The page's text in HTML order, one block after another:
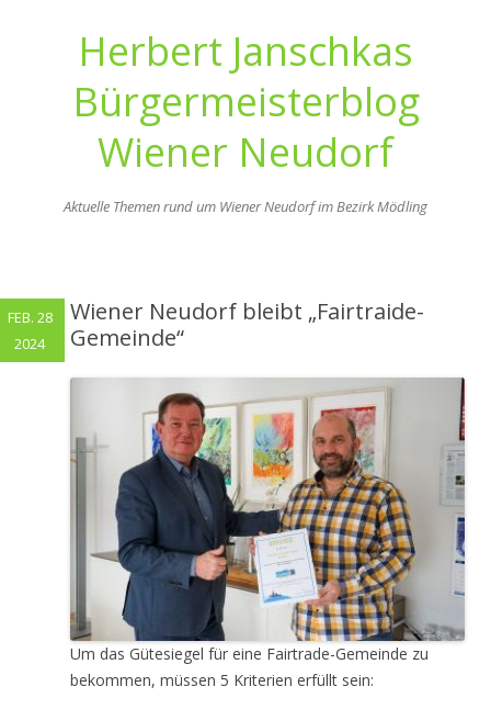
Herbert Janschkas
Bürgermeisterblog
Wiener Neudorf
Aktuelle Themen rund um Wiener Neudorf im Bezirk Mödling
Wiener Neudorf bleibt „Fairtraide-
Gemeinde“
Um das Gütesiegel für eine Fairtrade-Gemeinde zu
bekommen, müssen 5 Kriterien erfüllt sein:
FEB. 28
2024